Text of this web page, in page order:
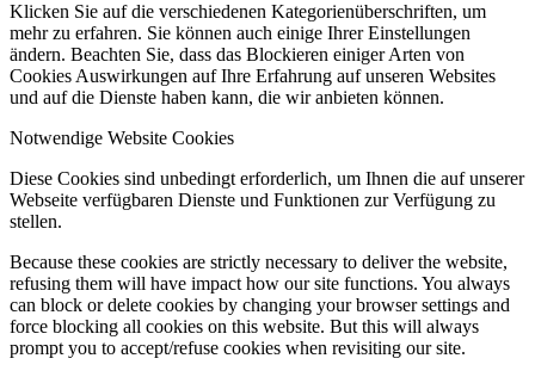
Klicken Sie auf die verschiedenen Kategorienüberschriften, um
mehr zu erfahren. Sie können auch einige Ihrer Einstellungen
ändern. Beachten Sie, dass das Blockieren einiger Arten von
Cookies Auswirkungen auf Ihre Erfahrung auf unseren Websites
und auf die Dienste haben kann, die wir anbieten können.
Notwendige Website Cookies
Diese Cookies sind unbedingt erforderlich, um Ihnen die auf unserer
Webseite verfügbaren Dienste und Funktionen zur Verfügung zu
stellen.
Because these cookies are strictly necessary to deliver the website,
refusing them will have impact how our site functions. You always
can block or delete cookies by changing your browser settings and
force blocking all cookies on this website. But this will always
prompt you to accept/refuse cookies when revisiting our site.